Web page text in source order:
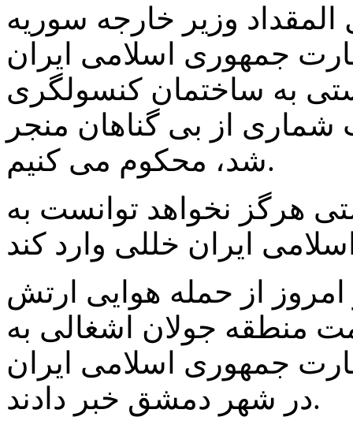
وزیر خارجه سوریه
جمهوری اسلامی ایران
به ساختمان کنسولگری
از بی گناهان منجر
شد، محکوم می کنیم.
هرگز نخواهد توانست به
از حمله هوایی ارتش
منطقه جولان اشغالی به
جمهوری اسلامی ایران
در شهر دمشق خبر دادند.